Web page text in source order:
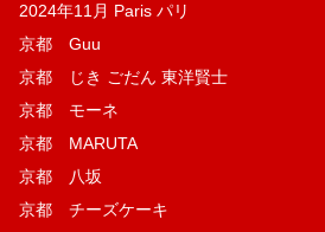
2024年11月 Paris パリ
京都 Guu
京都 じき ごだん 東洋賢士
京都 モーネ
京都 MARUTA
京都 八坂
京都 チーズケーキ